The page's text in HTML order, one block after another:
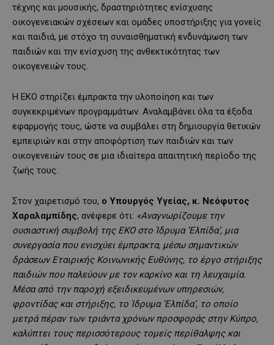
τέχνης και μουσικής, δραστηριότητες ενίσχυσης
οικογενειακών σχέσεων και ομάδες υποστήριξης για γονείς
και παιδιά, με στόχο τη συναισθηματική ενδυνάμωση των
παιδιών και την ενίσχυση της ανθεκτικότητας των
οικογενειών τους.
Η ΕΚΟ στηρίζει έμπρακτα την υλοποίηση και των
συγκεκριμένων προγραμμάτων. Αναλαμβάνει όλα τα έξοδα
εφαρμογής τους, ώστε να συμβάλει στη δημιουργία θετικών
εμπειριών και στην αποφόρτιση των παιδιών και των
οικογενειών τους σε μια ιδιαίτερα απαιτητική περίοδο της
ζωής τους.
Στον χαιρετισμό του, ο Υπουργός Υγείας, κ. Νεόφυτος
Χαραλαμπίδης, ανέφερε ότι: «Αναγνωρίζουμε την
ουσιαστική συμβολή της ΕΚΟ στο Ίδρυμα ‘Ελπίδα’, μια
συνεργασία που ενισχύει έμπρακτα, μέσω σημαντικών
δράσεων Εταιρικής Κοινωνικής Ευθύνης, το έργο στήριξης
παιδιών που παλεύουν με τον καρκίνο και τη λευχαιμία.
Μέσα από την παροχή εξειδικευμένων υπηρεσιών,
φροντίδας και στήριξης, το Ίδρυμα ‘Ελπίδα’, το οποίο
μετρά πέραν των τριάντα χρόνων προσφοράς στην Κύπρο,
καλύπτει τους περισσότερους τομείς περίθαλψης και